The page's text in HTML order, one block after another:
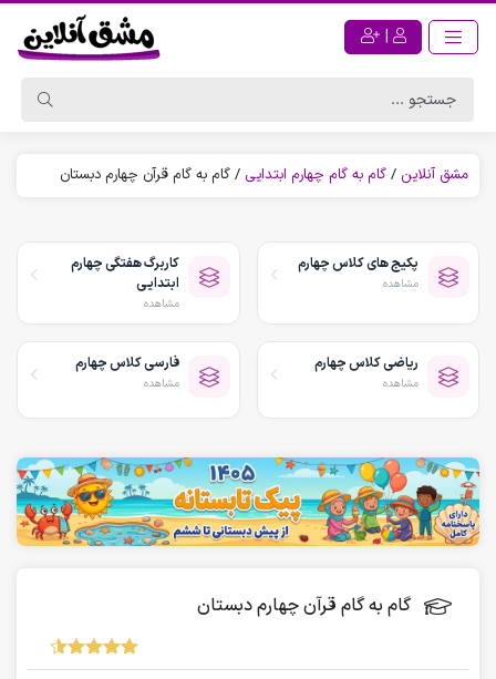
|
مشق آنلاین / گام به گام چهارم ابتدایی / گام به گام قرآن چهارم دبستان
پکیج های کلاس چهارم
مشاهده
کاربرگ هفتگی چهارم
ابتدایی
مشاهده
ریاضی کلاس چهارم
مشاهده
فارسی کلاس چهارم
مشاهده
گام به گام قرآن چهارم دبستان